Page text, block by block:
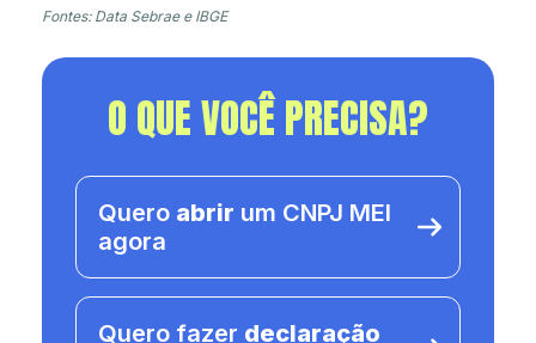
Fontes: Data Sebrae e IBGE
O QUE VOCÊ PRECISA?
Quero abrir um CNPJ MEI
agora
Quero fazer declaração